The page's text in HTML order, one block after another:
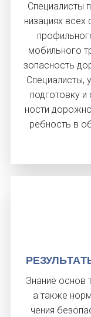
низа­ци­ях
мобиль­но­го
зопас­ность
под­го­тов­ку
ности
ребность в
Зна­ние ос­нов
а так­же
чения